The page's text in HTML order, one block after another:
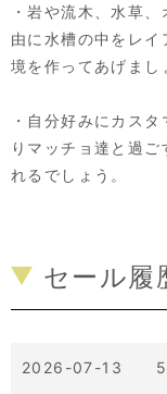
・岩や流木、水草
由に水槽の中をレ
境を作ってあげまし
・自分好みにカス
りマッチョ達と過
れるでしょう。
セール履
2026-07-13